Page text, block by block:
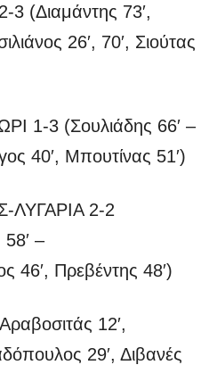
(Διαμάντης 73′,
26′, 70′, Σιούτας
1-3 (Σουλιάδης 66′ –
40′, Μπουτίνας 51′)
2-2
–
46′, Πρεβέντης 48′)
12′,
29′, Διβανές